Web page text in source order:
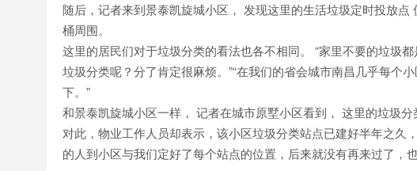
随后，记者来到景泰凯旋城小区， 发现这里的生活垃圾定时投放
桶周围。
这里的居民们对于垃圾分类的看法也各不相同。 “家里不要的垃圾
垃圾分类呢？分了肯定很麻烦。”“在我们的省会城市南昌几乎每个
下。”
和景泰凯旋城小区一样， 记者在城市原墅小区看到， 这里的垃圾分
对此，物业工作人员却表示，该小区垃圾分类站点已建好半年之久
的人到小区与我们定好了每个站点的位置，后来就没有再来过了，